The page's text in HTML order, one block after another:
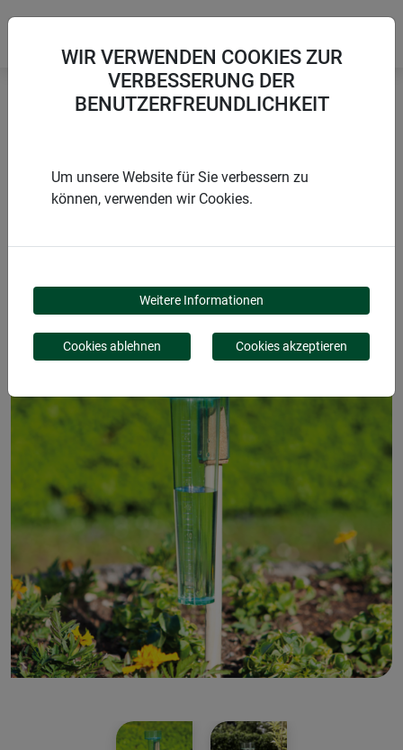
REGENMESSER PROFI
WIR VERWENDEN COOKIES ZUR
VERBESSERUNG DER
BENUTZERFREUNDLICHKEIT
Um unsere Website für Sie verbessern zu
können, verwenden wir Cookies.
Weitere Informationen
Cookies ablehnen Cookies akzeptieren